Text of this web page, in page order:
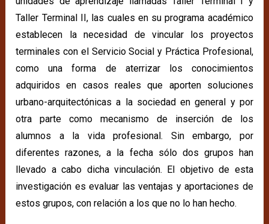
Taller Terminal II, las cuales en su programa académico
establecen la necesidad de vincular los proyectos
terminales con el Servicio Social y Práctica Profesional,
como una forma de aterrizar los conocimientos
adquiridos en casos reales que aporten soluciones
urbano-arquitectónicas a la sociedad en general y por
otra parte como mecanismo de inserción de los
alumnos a la vida profesional. Sin embargo, por
diferentes razones, a la fecha sólo dos grupos han
llevado a cabo dicha vinculación. El objetivo de esta
investigación es evaluar las ventajas y aportaciones de
estos grupos, con relación a los que no lo han hecho.